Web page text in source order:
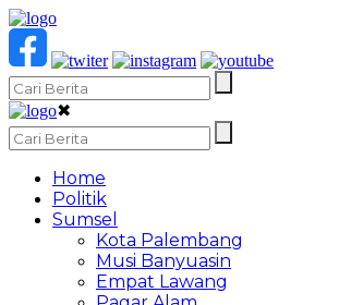
✖
Home
Politik
Sumsel
Kota Palembang
Musi Banyuasin
Empat Lawang